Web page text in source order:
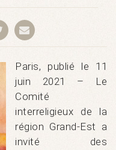
Paris, publié le 11
juin 2021 – Le
Comité
interreligieux de la
région Grand-Est a
invité des